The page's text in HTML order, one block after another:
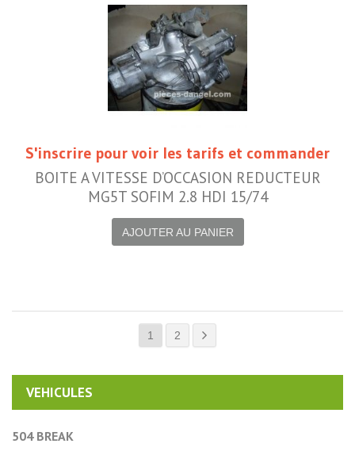
S'inscrire pour voir les tarifs et commander
BOITE A VITESSE D’OCCASION REDUCTEUR
MG5T SOFIM 2.8 HDI 15/74
AJOUTER AU PANIER
1 2
VEHICULES
504 BREAK